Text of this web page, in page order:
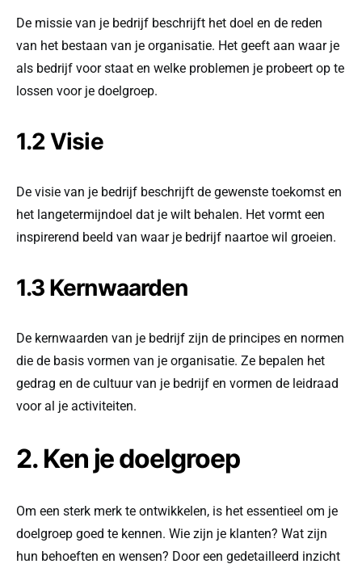
De missie van je bedrijf beschrijft het doel en de reden
van het bestaan van je organisatie. Het geeft aan waar je
als bedrijf voor staat en welke problemen je probeert op te
lossen voor je doelgroep.
1.2 Visie
De visie van je bedrijf beschrijft de gewenste toekomst en
het langetermijndoel dat je wilt behalen. Het vormt een
inspirerend beeld van waar je bedrijf naartoe wil groeien.
1.3 Kernwaarden
De kernwaarden van je bedrijf zijn de principes en normen
die de basis vormen van je organisatie. Ze bepalen het
gedrag en de cultuur van je bedrijf en vormen de leidraad
voor al je activiteiten.
2. Ken je doelgroep
Om een sterk merk te ontwikkelen, is het essentieel om je
doelgroep goed te kennen. Wie zijn je klanten? Wat zijn
hun behoeften en wensen? Door een gedetailleerd inzicht